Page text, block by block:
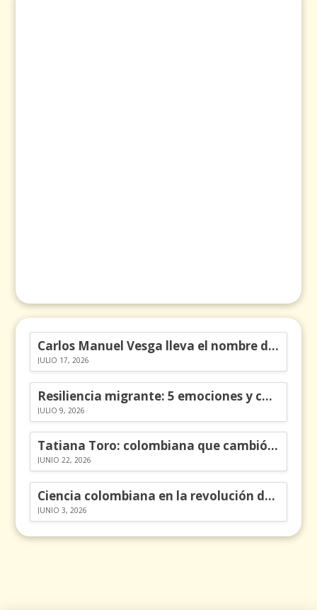
Carlos Manuel Vesga lleva el nombre de Colombia a los Emmy
JULIO 17, 2026
Resiliencia migrante: 5 emociones y cómo gestionarlas
JULIO 9, 2026
Tatiana Toro: colombiana que cambió la historia de las matemáticas
JUNIO 22, 2026
Ciencia colombiana en la revolución de los órganos en chips
JUNIO 3, 2026